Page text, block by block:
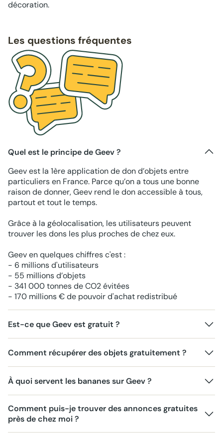
décoration.
Les questions fréquentes
Quel est le principe de Geev ?
Geev est la 1ère application de don d’objets entre
particuliers en France. Parce qu’on a tous une bonne
raison de donner, Geev rend le don accessible à tous,
partout et tout le temps.
Grâce à la géolocalisation, les utilisateurs peuvent
trouver les dons les plus proches de chez eux.
Geev en quelques chiffres c'est :
- 6 millions d'utilisateurs
- 55 millions d’objets
- 341 000 tonnes de CO2 évitées
- 170 millions € de pouvoir d'achat redistribué
Est-ce que Geev est gratuit ?
Comment récupérer des objets gratuitement ?
À quoi servent les bananes sur Geev ?
Comment puis-je trouver des annonces gratuites
près de chez moi ?